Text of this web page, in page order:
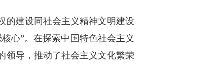
的建设同社会主义精神文明建设
心”。在探索中国特色社会主义
领导，推动了社会主义文化繁荣